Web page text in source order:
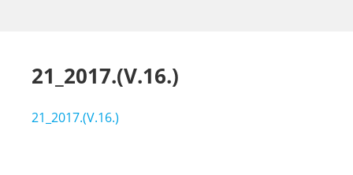
21_2017.(V.16.)
21_2017.(V.16.)